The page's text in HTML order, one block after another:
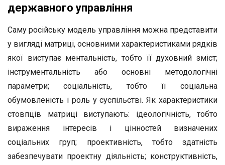
державного управління
Саму російську модель управління можна представити
у вигляді матриці, основними характеристиками рядків
якої виступає ментальність, тобто її духовний зміст;
інструментальність або основні методологічні
параметри; соціальність, тобто її соціальна
обумовленість і роль у суспільстві. Як характеристики
стовпців матриці виступають: ідеологічність, тобто
вираження інтересів і цінностей визначених
соціальних груп; проективність, тобто здатність
забезпечувати проектну діяльність; конструктивність,